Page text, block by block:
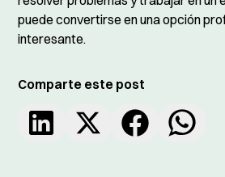
puede convertirse en una opción
interesante.
Comparte este post